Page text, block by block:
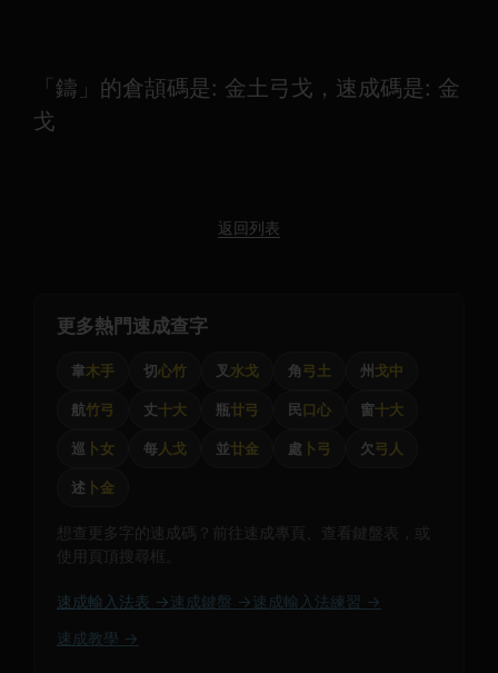
「鑄」的倉頡碼是: 金土弓戈，速成碼是: 金
戈
返回列表
更多熱門速成查字
韋木手 切心竹 叉 水戈 角弓土 州 戈中
航竹弓 丈十大 瓶廿弓 民口心 窗十大
巡 卜女 每人戈 並廿金 處 卜弓 欠弓人
述 卜金
想查更多字的速成碼？前往速成專頁、查看鍵盤表，或
使用頁頂搜尋框。
速成輸入法表 → 速成鍵盤 → 速成輸入法練習 →
速成教學 →